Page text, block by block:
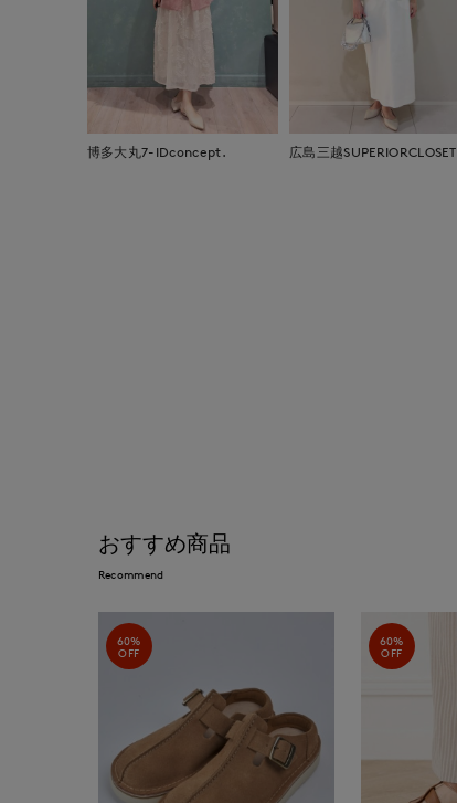
博多大丸7-IDconcept. 広島三越SUPERIORCLOSET
おすすめ商品
Recommend
60%
OFF
60%
OFF